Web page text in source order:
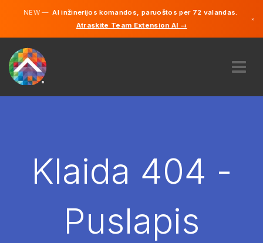
NEW —AI inžinerijos komandos, paruoštos per 72 valandas.
Atraskite Team Extension AI →
×
SAMDYTI
Anglų
Klaida 404 -
Puslapis